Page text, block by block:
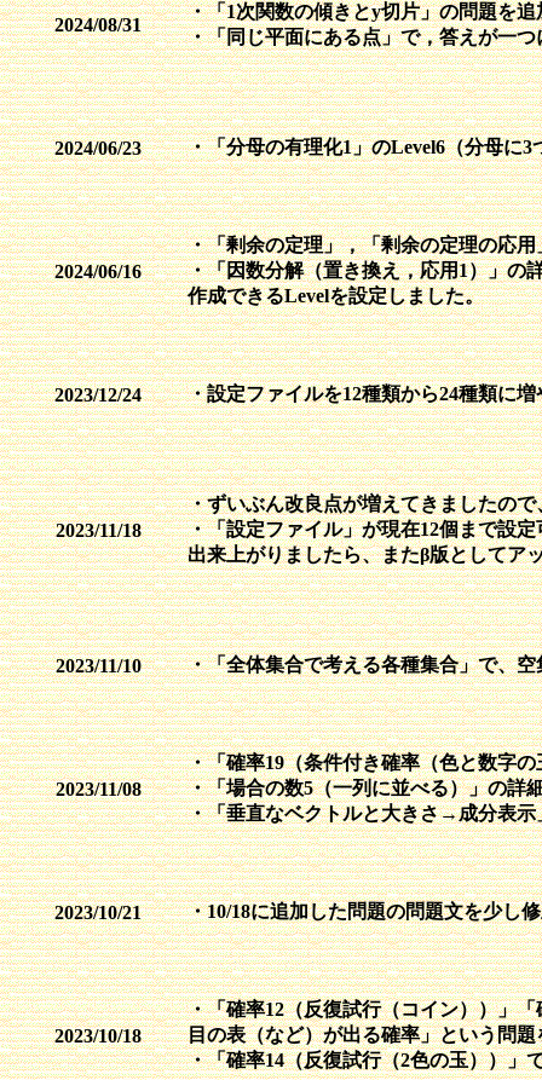
2024/08/31
・「1次関数の傾きとy切片」の問題を
・「同じ平面にある点」で，答えが一
2024/06/23 ・「分母の有理化1」のLevel6（分母に
2024/06/16
・「剰余の定理」，「剰余の定理の応
・「因数分解（置き換え，応用1）」の
作成できるLevelを設定しました。
2023/12/24 ・設定ファイルを12種類から24種類に
2023/11/18
・ずいぶん改良点が増えてきましたの
・「設定ファイル」が現在12個まで設
出来上がりましたら、またβ版としてア
2023/11/10 ・「全体集合で考える各種集合」で、
2023/11/08
・「確率19（条件付き確率（色と数字
・「場合の数5（一列に並べる）」の詳
・「垂直なベクトルと大きさ→成分表示
2023/10/21 ・10/18に追加した問題の問題文を少し
2023/10/18
・「確率12（反復試行（コイン））」
目の表（など）が出る確率」という問
・「確率14（反復試行（2色の玉））」